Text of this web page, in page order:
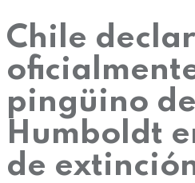
Chile
pingüino de
Humboldt
de